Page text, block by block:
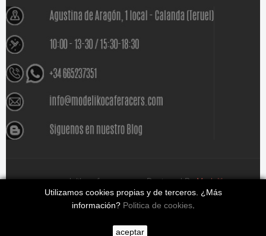
Utilizamos cookies propias y de terceros. ¿Más
información? Politica de cookies.
aceptar
www.modelikocaferacers.com Designed By Modeliko